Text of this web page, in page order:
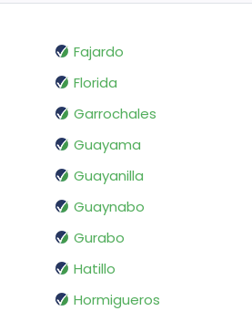
Fajardo
Florida
Garrochales
Guayama
Guayanilla
Guaynabo
Gurabo
Hatillo
Hormigueros